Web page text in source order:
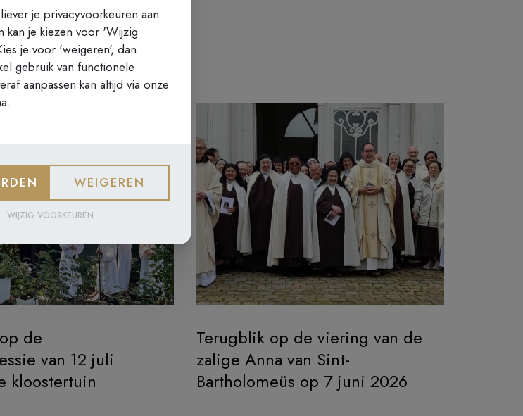
de
van 12 juli
kloostertuin
Terugblik op de viering van de
zalige Anna van Sint-
Bartholomeüs op 7 juni 2026
je privacyvoorkeuren aan
kan je kiezen voor 'Wijzig
je voor 'weigeren', dan
gebruik van functionele
aanpassen kan altijd via onze
WEIGEREN
WIJZIG VOORKEUREN